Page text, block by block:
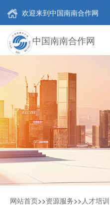
欢迎来到中国南南合作网
中国南南合作网
网站首页>>资源服务>>人才培训